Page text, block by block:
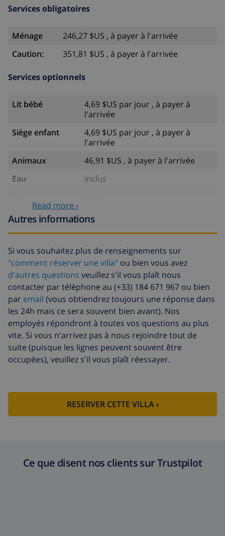
Services obligatoires
Ménage
246,27 $US , à payer à l'arrivée
Caution:
351,81 $US , à payer à l'arrivée
Services optionnels
Lit bébé
4,69 $US par jour , à payer à
l'arrivée
Siège enfant
4,69 $US par jour , à payer à
l'arrivée
Animaux
46,91 $US , à payer à l'arrivée
Eau
inclus
Arrivée tardive
58,64 $US , à payer à l'arrivée
Lit
14,07 $US par jour , à payer à
Draps
supplémentaires
17,59 $US par personne , à
payer à l'arrivée
Serviettes
supplémentaires
8,80 $US par personne , à payer à
l'arrivée
Départ tardif
113,75 $US
Nettoyage
supplémentaire
basée sur consommation
énergétique (52,77 $US/HOUR)
Fonds
4.80% du montant total
Read more ›
Autres informations
Si vous souhaitez plus de renseignements sur
"comment réserver une villa" ou bien vous avez
d'autres questions veuillez s'il vous plaît nous
contacter par téléphone au (+33) 184 671 967 ou bien
par email (vous obtiendrez toujours une réponse dans
les 24h mais ce sera souvent bien avant). Nos
employés répondront à toutes vos questions au plus
vite. Si vous n'arrivez pas à nous rejoindre tout de
suite (puisque les lignes peuvent souvent être
occupées), veuillez s'il vous plaît réessayer.
RESERVER CETTE VILLA ›
Ce que disent nos clients sur Trustpilot